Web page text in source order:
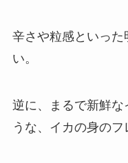
辛さや粒感といっ
い。
逆に、まるで新鮮な
うな、イカの身のフ